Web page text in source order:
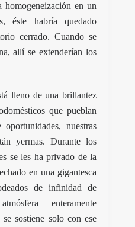
en un
éste habría quedado
cerrado. Cuando se
allí se extenderían los
lleno de una brillantez
que pueblan
nuestras
yermas. Durante los
se les ha privado de la
en una gigantesca
de infinidad de
enteramente
sostiene solo con ese